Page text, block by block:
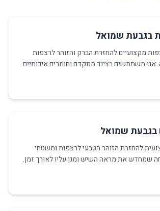
בגבעת שמואל
מקצועיים להחזרת הברק והזוהר לרצפות
אנו משתמשים בציוד מתקדם וחומרים איכותיים
שמואל
להחזרת הזוהר הטבעי לרצפות ומשטחי
שמחדש את מראה השיש ומגן עליו לאורך זמן.